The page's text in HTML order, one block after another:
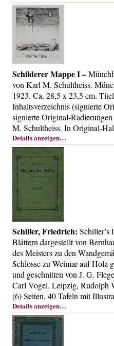
Schilderer Mappe I –
von Karl M. Schultheiss.
1923. Ca. 28,5 x 23,5 cm.
Inhaltsverzeichnis (signierte
signierte Original-
M. Schultheiss. In Original-
Details anzeigen…
Schiller, Friedrich: Schiller’s
Blättern dargestellt von
des Meisters zu den
Schlosse zu Weimar auf Holz
und geschnitten von J. G.
Carl Vogel. Leipzig, Rudolph
(6) Seiten, 40 Tafeln mit
Details anzeigen…